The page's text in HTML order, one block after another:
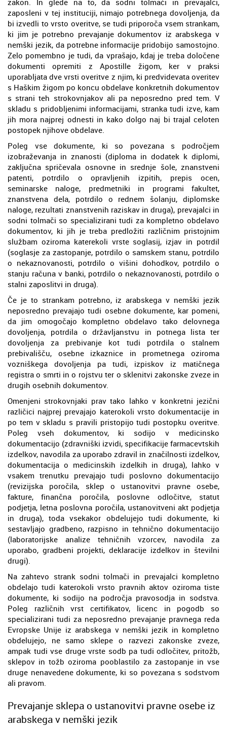
zaposleni v tej instituciji, nimajo potrebnega dovoljenja, da
bi izvedli to vrsto overitve, se tudi priporoča vsem strankam,
ki jim je potrebno prevajanje dokumentov iz arabskega v
nemški jezik, da potrebne informacije pridobijo samostojno.
Zelo pomembno je tudi, da vprašajo, kdaj je treba določene
dokumenti opremiti z Apostille žigom, ker v praksi
uporabljata dve vrsti overitve z njim, ki predvidevata overitev
s Haškim žigom po koncu obdelave konkretnih dokumentov
s strani teh strokovnjakov ali pa neposredno pred tem. V
skladu s pridobljenimi informacijami, stranka tudi izve, kam
jih mora najprej odnesti in kako dolgo naj bi trajal celoten
postopek njihove obdelave.
Poleg vse dokumente, ki so povezana s področjem
izobraževanja in znanosti (diploma in dodatek k diplomi,
zaključna spričevala osnovne in srednje šole, znanstveni
patenti, potrdilo o opravljenih izpitih, prepis ocen,
seminarske naloge, predmetniki in programi fakultet,
znanstvena dela, potrdilo o rednem šolanju, diplomske
naloge, rezultati znanstvenih raziskav in druga), prevajalci in
sodni tolmači so specializirani tudi za kompletno obdelavo
dokumentov, ki jih je treba predložiti različnim pristojnim
službam oziroma katerekoli vrste soglasij, izjav in potrdil
(soglasje za zastopanje, potrdilo o samskem stanu, potrdilo
o nekaznovanosti, potrdilo o višini dohodkov, potrdilo o
stanju računa v banki, potrdilo o nekaznovanosti, potrdilo o
stalni zaposlitvi in druga).
Če je to strankam potrebno, iz arabskega v nemški jezik
neposredno prevajajo tudi osebne dokumente, kar pomeni,
da jim omogočajo kompletno obdelavo tako delovnega
dovoljenja, potrdila o državljanstvu in potnega lista ter
dovoljenja za prebivanje kot tudi potrdila o stalnem
prebivališču, osebne izkaznice in prometnega oziroma
vozniškega dovoljenja pa tudi, izpiskov iz matičnega
registra o smrti in o rojstvu ter o sklenitvi zakonske zveze in
drugih osebnih dokumentov.
Omenjeni strokovnjaki prav tako lahko v konkretni jezični
različici najprej prevajajo katerokoli vrsto dokumentacije in
po tem v skladu s pravili pristopijo tudi postopku overitve.
Poleg vseh dokumentov, ki sodijo v medicinsko
dokumentacijo (zdravniški izvidi, specifikacije farmacevtskih
izdelkov, navodila za uporabo zdravil in značilnosti izdelkov,
dokumentacija o medicinskih izdelkih in druga), lahko v
vsakem trenutku prevajajo tudi poslovno dokumentacijo
(revizijska poročila, sklep o ustanovitvi pravne osebe,
fakture, finančna poročila, poslovne odločitve, statut
podjetja, letna poslovna poročila, ustanovitveni akt podjetja
in druga), toda vsekakor obdelujejo tudi dokumente, ki
sestavljajo gradbeno, razpisno in tehnično dokumentacijo
(laboratorijske analize tehničnih vzorcev, navodila za
uporabo, gradbeni projekti, deklaracije izdelkov in številni
drugi).
Na zahtevo strank sodni tolmači in prevajalci kompletno
obdelajo tudi katerokoli vrsto pravnih aktov oziroma tiste
dokumente, ki sodijo na področja pravosodja in sodstva.
Poleg različnih vrst certifikatov, licenc in pogodb so
specializirani tudi za neposredno prevajanje pravnega reda
Evropske Unije iz arabskega v nemški jezik in kompletno
obdelujejo, ne samo sklepe o razvezi zakonske zveze,
ampak tudi vse druge vrste sodb pa tudi odločitev, pritožb,
sklepov in tožb oziroma pooblastilo za zastopanje in vse
druge nenavedene dokumente, ki so povezana s sodstvom
ali pravom.
Prevajanje sklepa o ustanovitvi pravne osebe iz
arabskega v nemški jezik